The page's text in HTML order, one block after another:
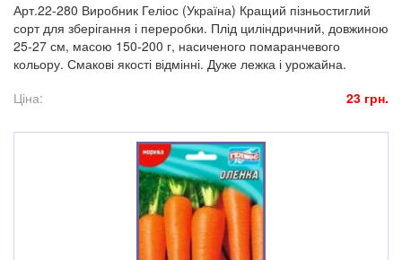
Арт.22-280 Виробник Геліос (Україна) Кращий пізньостиглий
сорт для зберігання і переробки. Плід циліндричний, довжиною
25-27 см, масою 150-200 г, насиченого помаранчевого
кольору. Смакові якості відмінні. Дуже лежка і урожайна.
Ціна:
23 грн.